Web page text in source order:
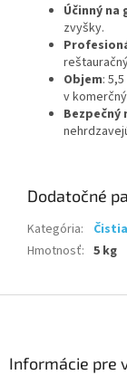
Účinný na
zvyšky.
Objem:
v
Bezpečný
Dodatočné
Kategória:
Hmotnosť: 5 kg
Informácie pre